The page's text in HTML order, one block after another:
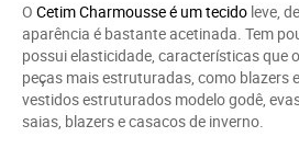
O Cetim Charmousseé umtecido leve,
aparência é bastante acetinada. Tem
possui elasticidade, características que
peças mais estruturadas, como blazers
vestidos estruturados modelo godê,
saias, blazers e casacos de inverno.